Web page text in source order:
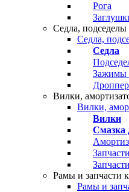
Рога
Седла, подседелы
Седла,
Седла
Зажимы
Вилки,
Вилки,
Вилки
Смазка
Рамы и запчасти
Рамы и